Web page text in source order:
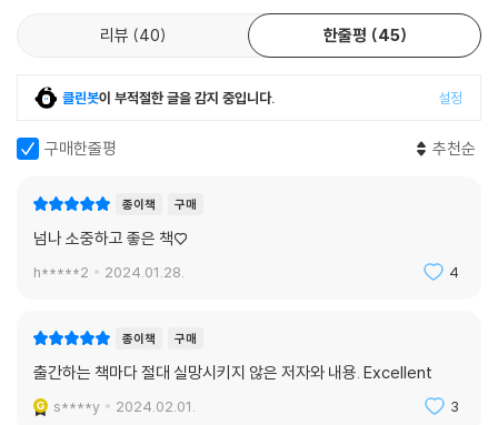
문을 직접 만들어야 한다. 학교, 회사, 기관에서 흙 속의 진주, 다이아몬드
원석 같은 숨은 인재를 발굴하도록 재설계하는 방법들을 보여준다. 세계에
여받도록 돕는 방법을 배우고, 인류 역사상 가장 기적적이었던 칠레 광산
우주국에서 우주인을 선발하는 과정부터 명문 대학의 입학 사정, 기업의
고, 약자와 대기만성형 사람들을 발굴할 확률을 높이는 방안들이 무엇인지
“잠재력을 키우는 일은 개인을 넘어서 사회적 성장을 이루는 길이다!”
오늘보다 나은 내일의 나를 만들고 싶다면, 반드시 봐야 할 책
애덤 그랜트는 현재의 개량화된 평가 기준에서 간과되어온 숨은 인재들을
발굴하고 키우는 실천 방안들을, 개인적 관점을 넘어 사회적 체제로까지
리뷰 40 한줄평 45
클린봇이 부적절한 글을 감지 중입니다. 설정
구매한줄평 추천순
종이책 구매
넘나 소중하고 좋은 책♡
h*****2 2024.01.28. 4
종이책 구매
출간하는 책마다 절대 실망시키지 않은 저자와 내용. Excellent
s****y 2024.02.01. 3